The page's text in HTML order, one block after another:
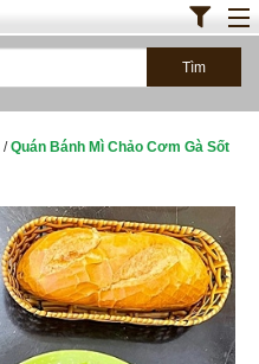
/Quán Bánh Mì Chảo Cơm Gà Sốt